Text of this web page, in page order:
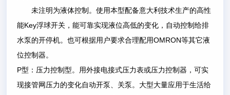
未注明为液体控制。使用本型配备意大利技术生产的高性
能Key浮球开关，能可靠实现液位高低的变化，自动控制给排
水泵的开停机。也可根据用户要求合理配用OMRON等其它液
位控制器。
P型：压力控制型。用外接电接式压力表或压力控制器，可实
现接管网压力的变化自动开泵、关泵。大型大量应用于生活给